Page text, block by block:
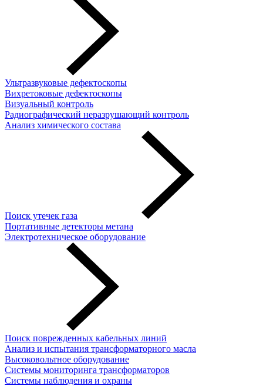
Ультразвуковые дефектоскопы
Вихретоковые дефектоскопы
Визуальный контроль
Радиографический неразрушающий контроль
Анализ химического состава
Поиск утечек газа
Портативные детекторы метана
Электротехническое оборудование
Поиск поврежденных кабельных линий
Анализ и испытания трансформаторного масла
Высоковольтное оборудование
Системы мониторинга трансформаторов
Системы наблюдения и охраны